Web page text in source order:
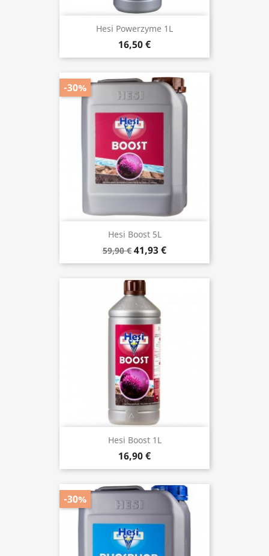
Hesi Powerzyme 1L
16,50 €
Hesi Boost 5L
59,90 € 41,93 €
-30%
Hesi Boost 1L
16,90 €
-30%